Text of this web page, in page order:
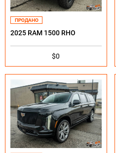
ПРОДАНО
2025 RAM 1500 RHO
$0